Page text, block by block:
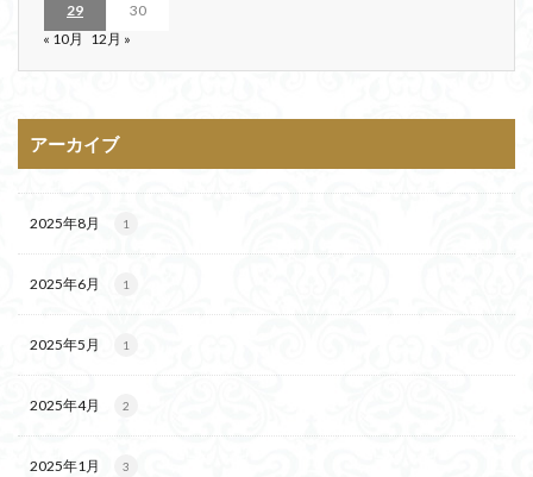
29
30
« 10月 12月 »
アーカイブ
2025年8月 1
2025年6月 1
2025年5月 1
2025年4月 2
2025年1月 3